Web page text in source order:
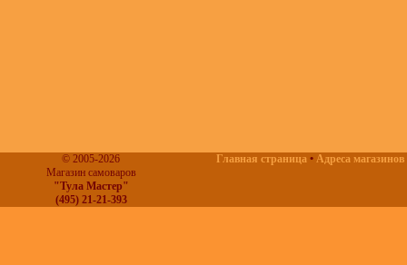
© 2005-2026
Магазин самоваров
"Тула Мастер"
(495) 21-21-393
Главная страница• Адреса магазинов